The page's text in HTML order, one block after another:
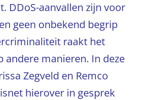
DDoS-aanvallen zijn voor
geen onbekend begrip
raakt het
andere manieren. In deze
Zegveld en Remco
hierover in gesprek